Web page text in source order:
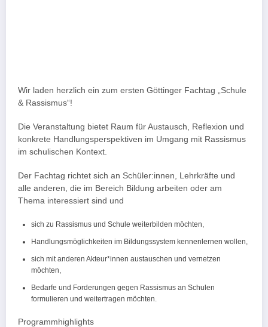
Wir laden herzlich ein zum ersten Göttinger Fachtag „Schule
& Rassismus“!
Die Veranstaltung bietet Raum für Austausch, Reflexion und
konkrete Handlungsperspektiven im Umgang mit Rassismus
im schulischen Kontext.
Der Fachtag richtet sich an Schüler:innen, Lehrkräfte und
alle anderen, die im Bereich Bildung arbeiten oder am
Thema interessiert sind und
sich zu Rassismus und Schule weiterbilden möchten,
Handlungsmöglichkeiten im Bildungssystem kennenlernen wollen,
sich mit anderen Akteur*innen austauschen und vernetzen
möchten,
Bedarfe und Forderungen gegen Rassismus an Schulen
formulieren und weitertragen möchten.
Programmhighlights